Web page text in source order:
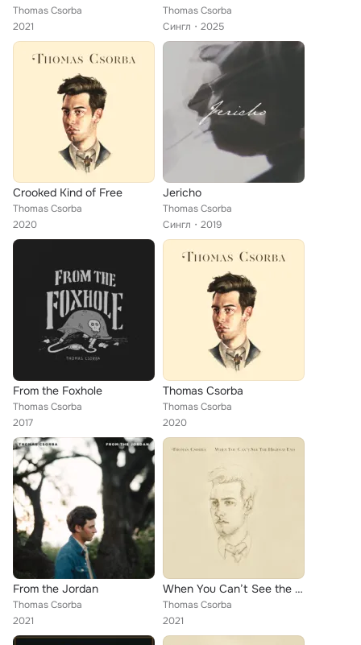
Thomas Csorba
2021
Thomas Csorba
Сингл
2025
Crooked Kind of Free
Thomas Csorba
2020
Jericho
Thomas Csorba
Сингл
2019
From the Foxhole
Thomas Csorba
2017
Thomas Csorba
Thomas Csorba
2020
From the Jordan
Thomas Csorba
2021
When You Can’t See the Highway End
Thomas Csorba
2021